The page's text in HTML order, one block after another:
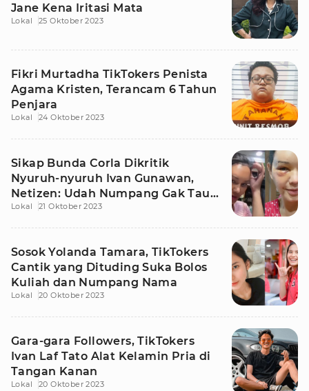
Jane Kena Iritasi Mata
Lokal 25 Oktober 2023
Fikri Murtadha TikTokers Penista
Agama Kristen, Terancam 6 Tahun
Penjara
Lokal 24 Oktober 2023
Sikap Bunda Corla Dikritik
Nyuruh-nyuruh Ivan Gunawan,
Netizen: Udah Numpang Gak Tau
Diri
Lokal 21 Oktober 2023
Sosok Yolanda Tamara, TikTokers
Cantik yang Dituding Suka Bolos
Kuliah dan Numpang Nama
Lokal 20 Oktober 2023
Gara-gara Followers, TikTokers
Ivan Laf Tato Alat Kelamin Pria di
Tangan Kanan
Lokal 20 Oktober 2023